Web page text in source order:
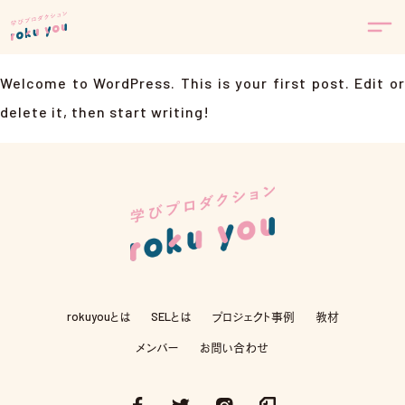
Welcome to WordPress. This is your first post. Edit or
delete it, then start writing!
rokuyouとは SELとは プロジェクト事例 教材
メンバー お問い合わせ